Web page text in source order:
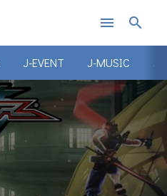
menu search
J-EVENT J-MUSIC J-